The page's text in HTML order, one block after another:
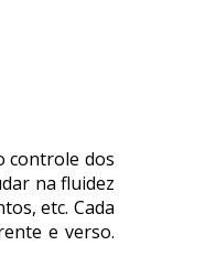
controle dos
na fluidez
etc. Cada
e verso.